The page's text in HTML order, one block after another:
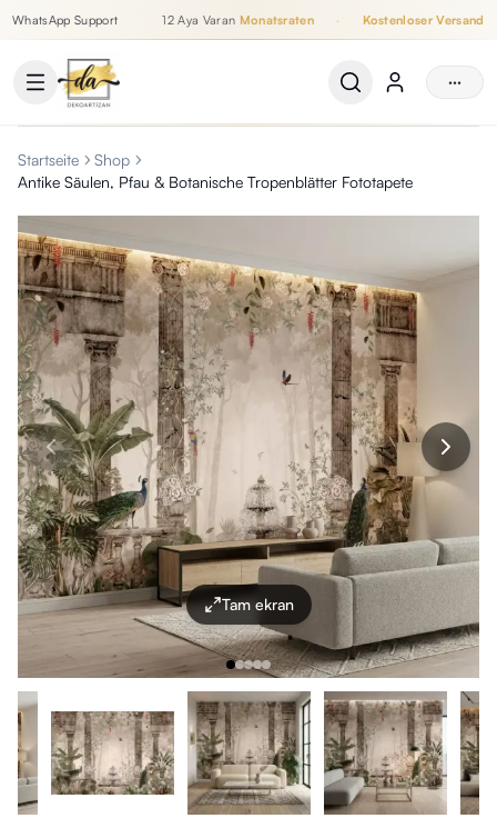
WhatsApp Support 12 Aya Varan Monatsraten Kostenloser Versand
···
Startseite
Shop
Antike Säulen, Pfau & Botanische Tropenblätter Fototapete
Tam ekran